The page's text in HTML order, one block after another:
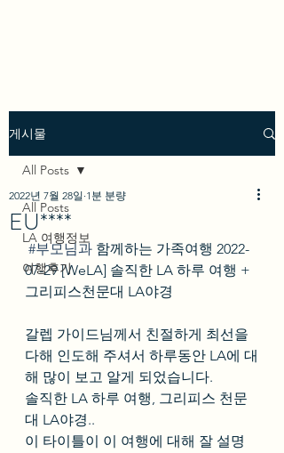
게시물
All Posts
LA 여행정보
여행후기
All Posts
EU****
2022년 7월 28일 1분 분량
#부모님과 함께하는 가족여행 2022-
07-29 [WeLA] 솔직한 LA 하루 여행 +
그리피스천문대 LA야경
갈렙 가이드님께서 친절하게 최선을
다해 인도해 주셔서 하루동안 LA에 대
해 많이 보고 알게 되었습니다.
솔직한 LA 하루 여행, 그리피스 천문
대 LA야경..
이 타이틀이 이 여행에 대해 잘 설명